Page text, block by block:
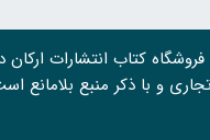
کتاب انتشارات
و با ذکر منبع بلامانع